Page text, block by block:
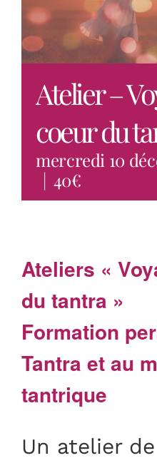
Programmes
ContactAtelier –
coeur du
mercredi 10
| 40€
Ateliers «
du tantra »
Formation
Tantra et au
tantrique
Un atelier de